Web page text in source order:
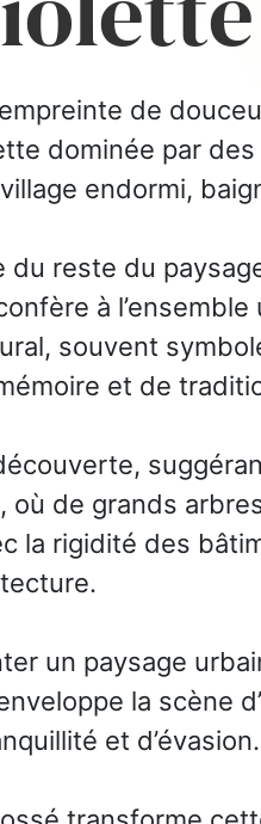
de
dominée par
endormi,
reste du
à
souvent
et de
de grands
rigidité des
un paysage
la scène
et d’évasion.